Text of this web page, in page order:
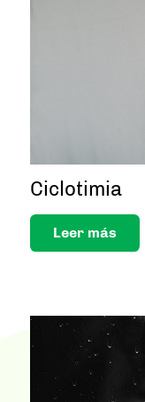
Ciclotimia
Leer más